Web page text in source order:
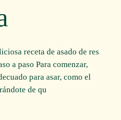
receta de asado de res
a paso Para comenzar,
para asar, como el
de qu